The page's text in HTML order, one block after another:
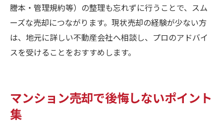
謄本・管理規約等）の整理も忘れずに行うことで、スム
ーズな売却につながります。現状売却の経験が少ない方
は、地元に詳しい不動産会社へ相談し、プロのアドバイ
スを受けることをおすすめします。
マンション売却で後悔しないポイント
集